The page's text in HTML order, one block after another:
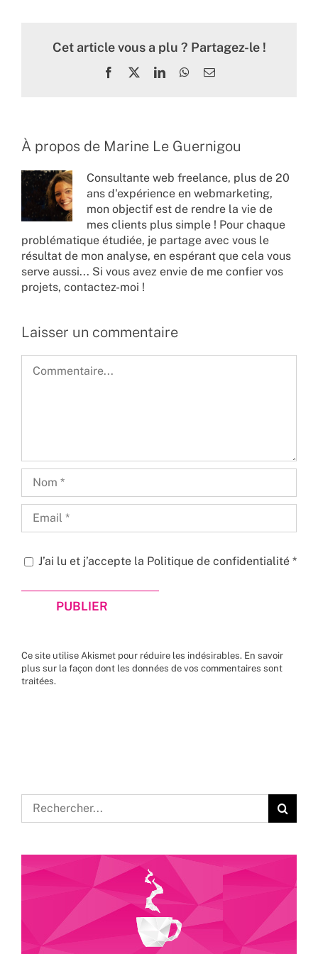
Cet article vous a plu ? Partagez-le !
Facebook LinkedInWhatsApp
Email
À propos de Marine Le Guernigou
Consultante web freelance, plus de 20
ans d'expérience en webmarketing,
mon objectif est de rendre la vie de
mes clients plus simple ! Pour chaque
problématique étudiée, je partage avec vous le
résultat de mon analyse, en espérant que cela vous
serve aussi... Si vous avez envie de me confier vos
projets, contactez-moi !
Laisser un commentaire
J’ai lu et j’accepte la Politique de confidentialité *
Ce site utilise Akismet pour réduire les indésirables. En savoir
plus sur la façon dont les données de vos commentaires sont
traitées.
Rechercher: